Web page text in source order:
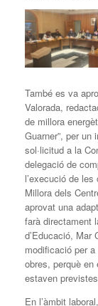
També es va
Valorada,
de millora
Guarner”, per
sol·licitud a la
delegació de
l’execució de
Millora dels
aprovat una
farà directament
d’Educació, Mar
modificació per
obres, perquè
estaven
En l’àmbit